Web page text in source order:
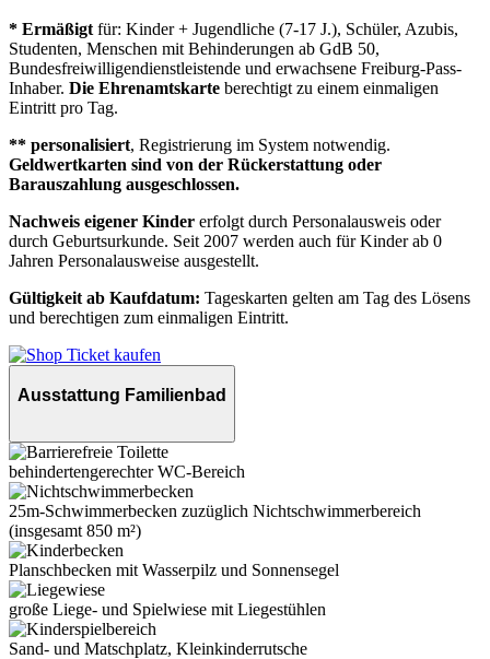
* Ermäßigt für: Kinder + Jugendliche (7-17 J.), Schüler, Azubis,
Studenten, Menschen mit Behinderungen ab GdB 50,
Bundesfreiwilligendienstleistende und erwachsene Freiburg-Pass-
Inhaber. Die Ehrenamtskarte berechtigt zu einem einmaligen
Eintritt pro Tag.
** personalisiert, Registrierung im System notwendig.
Geldwertkarten sind von der Rückerstattung oder
Barauszahlung ausgeschlossen.
Nachweis eigener Kinder erfolgt durch Personalausweis oder
durch Geburtsurkunde. Seit 2007 werden auch für Kinder ab 0
Jahren Personalausweise ausgestellt.
Gültigkeit ab Kaufdatum: Tageskarten gelten am Tag des Lösens
und berechtigen zum einmaligen Eintritt.
Ticket kaufen
Ausstattung Familienbad
behindertengerechter WC-Bereich
25m-Schwimmerbecken zuzüglich Nichtschwimmerbereich
(insgesamt 850 m²)
Planschbecken mit Wasserpilz und Sonnensegel
große Liege- und Spielwiese mit Liegestühlen
Sand- und Matschplatz, Kleinkinderrutsche